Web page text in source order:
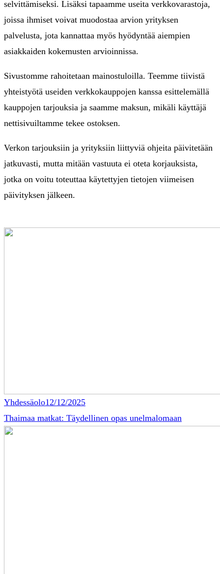
selvittämiseksi. Lisäksi tapaamme useita verkkovarastoja,
joissa ihmiset voivat muodostaa arvion yrityksen
palvelusta, jota kannattaa myös hyödyntää aiempien
asiakkaiden kokemusten arvioinnissa.
Sivustomme rahoitetaan mainostuloilla. Teemme tiivistä
yhteistyötä useiden verkkokauppojen kanssa esittelemällä
kauppojen tarjouksia ja saamme maksun, mikäli käyttäjä
nettisivuiltamme tekee ostoksen.
Verkon tarjouksiin ja yrityksiin liittyviä ohjeita päivitetään
jatkuvasti, mutta mitään vastuuta ei oteta korjauksista,
jotka on voitu toteuttaa käytettyjen tietojen viimeisen
päivityksen jälkeen.
Yhdessäolo12/12/2025
Thaimaa matkat: Täydellinen opas unelmalomaan